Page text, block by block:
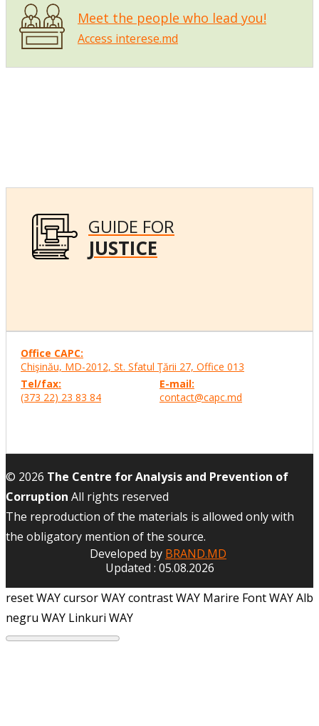
Meet the people who lead you!
Access interese.md
GUIDE FOR
JUSTICE
Office CAPC:
Chişinău, MD-2012, St. Sfatul Ţării 27, Office 013
Tel/fax:
(373 22) 23 83 84
E-mail:
contact@capc.md
© 2026 The Centre for Analysis and Prevention of
Corruption All rights reserved
The reproduction of the materials is allowed only with
the obligatory mention of the source.
Developed by BRAND.MD
Updated : 05.08.2026
reset WAYcursor WAYcontrast WAY Marire Font WAYAlb
negru WAY Linkuri WAY